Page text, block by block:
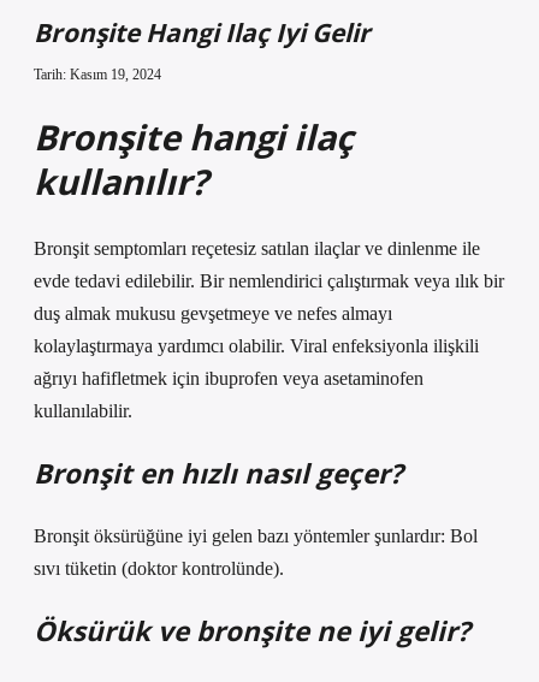
Bronşite Hangi Ilaç Iyi Gelir
Tarih: Kasım 19, 2024
Bronşite hangi ilaç
kullanılır?
Bronşit semptomları reçetesiz satılan ilaçlar ve dinlenme ile
evde tedavi edilebilir. Bir nemlendirici çalıştırmak veya ılık bir
duş almak mukusu gevşetmeye ve nefes almayı
kolaylaştırmaya yardımcı olabilir. Viral enfeksiyonla ilişkili
ağrıyı hafifletmek için ibuprofen veya asetaminofen
kullanılabilir.
Bronşit en hızlı nasıl geçer?
Bronşit öksürüğüne iyi gelen bazı yöntemler şunlardır: Bol
sıvı tüketin (doktor kontrolünde).
Öksürük ve bronşite ne iyi gelir?